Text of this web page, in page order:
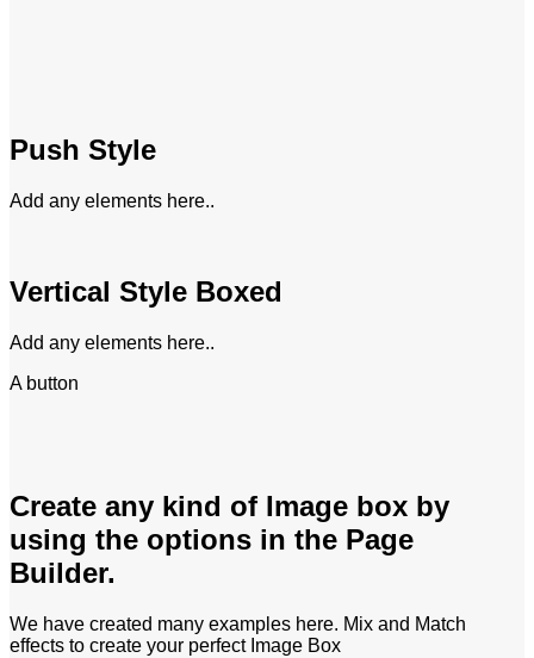
Push Style
Add any elements here..
Vertical Style Boxed
Add any elements here..
A button
Create any kind of Image box by
using the options in the Page
Builder.
We have created many examples here. Mix and Match
effects to create your perfect Image Box